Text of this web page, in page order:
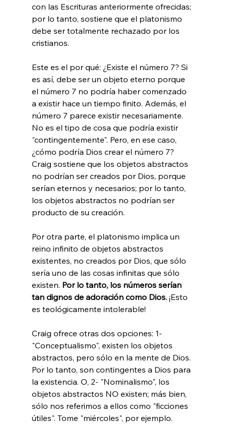
con las Escrituras anteriormente ofrecidas;
por lo tanto, sostiene que el platonismo
debe ser totalmente rechazado por los
cristianos.
Este es el por qué: ¿Existe el número 7? Si
es así, debe ser un objeto eterno porque
el número 7 no podría haber comenzado
a existir hace un tiempo finito. Además, el
número 7 parece existir necesariamente.
No es el tipo de cosa que podría existir
"contingentemente". Pero, en ese caso,
¿cómo podría Dios crear el número 7?
Craig sostiene que los objetos abstractos
no podrían ser creados por Dios, porque
serían eternos y necesarios; por lo tanto,
los objetos abstractos no podrían ser
producto de su creación.
Por otra parte, el platonismo implica un
reino infinito de objetos abstractos
existentes, no creados por Dios, que sólo
sería uno de las cosas infinitas que sólo
existen. Por lo tanto, los números serían
tan dignos de adoración como Dios. ¡Esto
es teológicamente intolerable!
Craig ofrece otras dos opciones: 1-
"Conceptualismo", existen los objetos
abstractos, pero sólo en la mente de Dios.
Por lo tanto, son contingentes a Dios para
la existencia. O, 2- "Nominalismo", los
objetos abstractos NO existen; más bien,
sólo nos referimos a ellos como "ficciones
útiles". Tome "miércoles", por ejemplo.